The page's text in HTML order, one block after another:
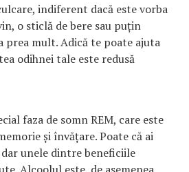
indiferent dacă este vorba
o sticlă de bere sau puțin
prea mult. Adică te poate ajuta
odihnei tale este redusă
faza de somn REM, care este
și învățare. Poate că ai
unele dintre beneficiile